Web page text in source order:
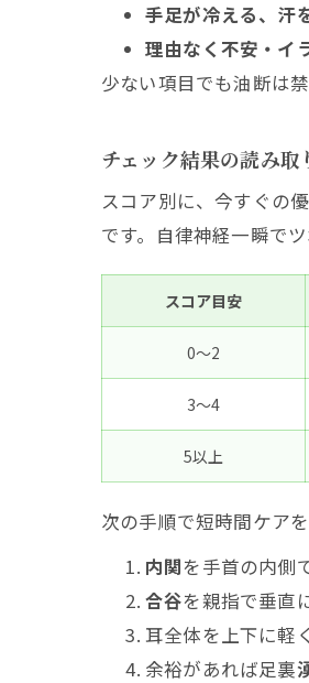
手足が冷える、汗
理由なく不安・イ
少ない項目でも油断は
チェック結果の読み
スコア別に、今すぐの
です。自律神経一瞬で
スコア目安
0〜2
3〜4
5以上
次の手順で短時間ケア
内関を手首の内側
合谷を親指で垂直
耳全体を上下に軽
余裕があれば足裏